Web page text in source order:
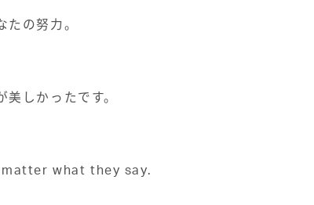
たの努力。
美しかったです。
what they say.